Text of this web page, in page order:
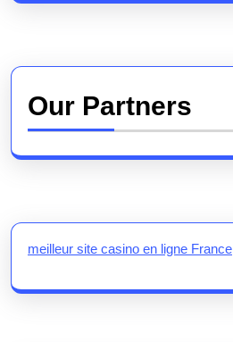
Our Partners
meilleur site casino en ligne France